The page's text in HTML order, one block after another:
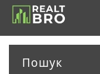
Пошук